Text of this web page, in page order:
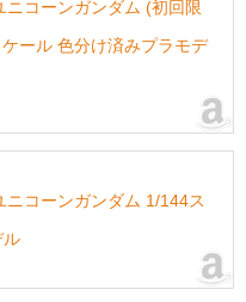
コーンガンダム (初回限
ール 色分け済みプラモデ
コーンガンダム 1/144ス
ル